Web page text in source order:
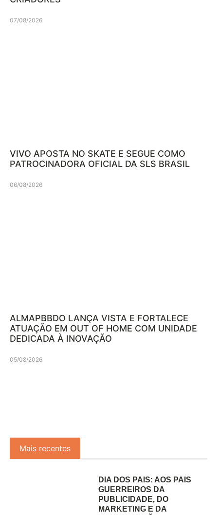
07/08/2026
VIVO APOSTA NO SKATE E SEGUE COMO
PATROCINADORA OFICIAL DA SLS BRASIL
06/08/2026
ALMAPBBDO LANÇA VISTA E FORTALECE
ATUAÇÃO EM OUT OF HOME COM UNIDADE
DEDICADA À INOVAÇÃO
05/08/2026
Mais recentes
DIA DOS PAIS: AOS PAIS
GUERREIROS DA
PUBLICIDADE, DO
MARKETING E DA